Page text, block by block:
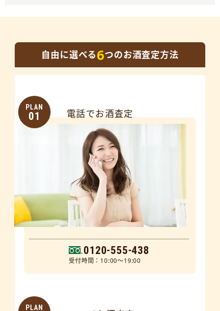
自由に選べる6つのお酒査定方法
PLAN
01 電話でお酒査定
0120-555-438
受付時間：10:00～19:00
PLAN